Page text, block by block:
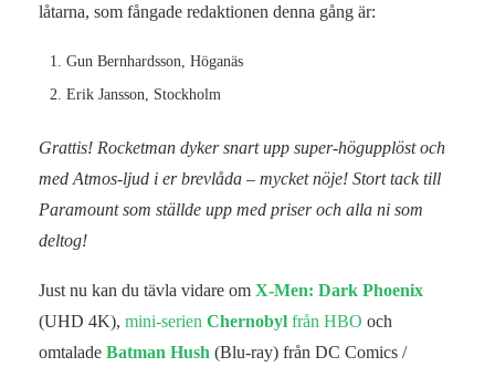
låtarna, som fångade redaktionen denna gång är:
Gun Bernhardsson, Höganäs
Erik Jansson, Stockholm
Grattis! Rocketman dyker snart upp super-högupplöst och
med Atmos-ljud i er brevlåda – mycket nöje! Stort tack till
Paramount som ställde upp med priser och alla ni som
deltog!
Just nu kan du tävla vidare om X-Men: Dark Phoenix
(UHD 4K), mini-serien Chernobyl från HBO och
omtalade Batman Hush (Blu-ray) från DC Comics /